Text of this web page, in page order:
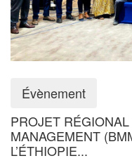
Évènement
PROJET
MANAGEMENT
L’ÉTHIOPIE...